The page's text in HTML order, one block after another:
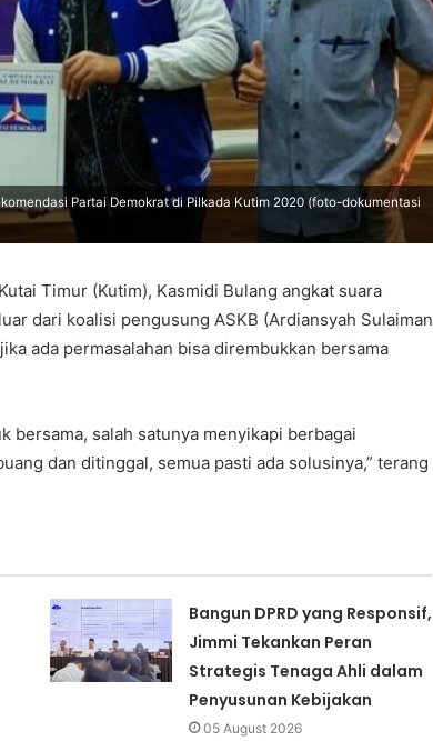
Partai Demokrat di Pilkada Kutim 2020 (foto-dokumentasi
Timur (Kutim), Kasmidi Bulang angkat suara
dari koalisi pengusung ASKB (Ardiansyah Sulaiman
ada permasalahan bisa dirembukkan bersama
bersama, salah satunya menyikapi berbagai
dan ditinggal, semua pasti ada solusinya,” terang
Bangun DPRD yang Responsif,
Jimmi Tekankan Peran
Strategis Tenaga Ahli dalam
Penyusunan Kebijakan
05 August 2026